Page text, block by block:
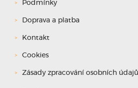
Podmínky
Doprava a platba
Kontakt
Cookies
Zásady zpracování osobních údajů